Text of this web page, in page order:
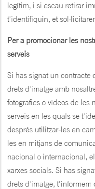
legítim, i si escau retirar
t'identifiquin, et
Per a promocionar les
serveis
Si has signat un contracte
drets d'imatge amb
fotografies o vídeos de les
serveis en les quals se
després utilitzar-les en
les en mitjans de
nacional o internacional,
xarxes socials. Si has
drets d'imatge, t'informem